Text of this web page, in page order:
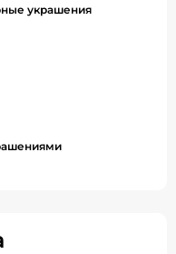
украшения